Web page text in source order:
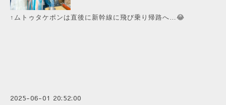
↑ムトゥタケポンは直後に新幹線に飛び乗り帰路へ…😂
2025-06-01 20:52:00